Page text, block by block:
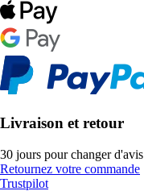
Livraison et retour
30 jours pour changer d'avis
Retournez votre commande
Trustpilot